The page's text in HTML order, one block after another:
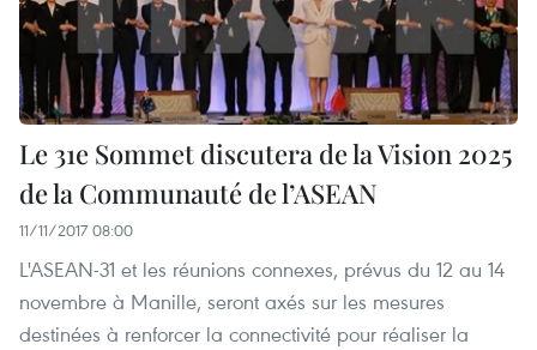
Le 31e Sommet discutera de la Vision 2025
de la Communauté de l’ASEAN
11/11/2017 08:00
L'ASEAN-31 et les réunions connexes, prévus du 12 au 14
novembre à Manille, seront axés sur les mesures
destinées à renforcer la connectivité pour réaliser la